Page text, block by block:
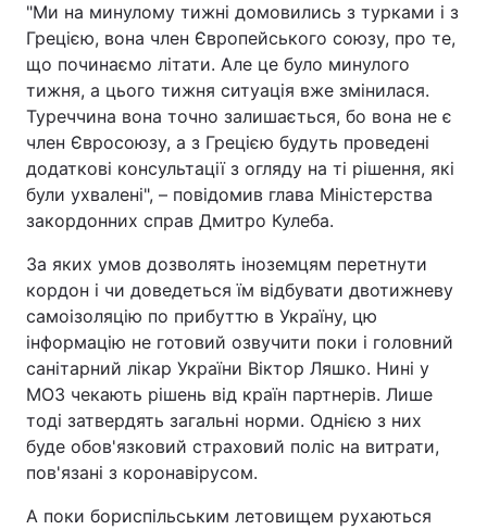
"Ми на минулому тижні домовились з турками і з
Грецією, вона член Європейського союзу, про те,
що починаємо літати. Але це було минулого
тижня, а цього тижня ситуація вже змінилася.
Туреччина вона точно залишається, бо вона не є
член Євросоюзу, а з Грецією будуть проведені
додаткові консультації з огляду на ті рішення, які
були ухвалені", – повідомив глава Міністерства
закордонних справ Дмитро Кулеба.
За яких умов дозволять іноземцям перетнути
кордон і чи доведеться їм відбувати двотижневу
самоізоляцію по прибуттю в Україну, цю
інформацію не готовий озвучити поки і головний
санітарний лікар України Віктор Ляшко. Нині у
МОЗ чекають рішень від країн партнерів. Лише
тоді затвердять загальні норми. Однією з них
буде обов'язковий страховий поліс на витрати,
пов'язані з коронавірусом.
А поки бориспільським летовищем рухаються